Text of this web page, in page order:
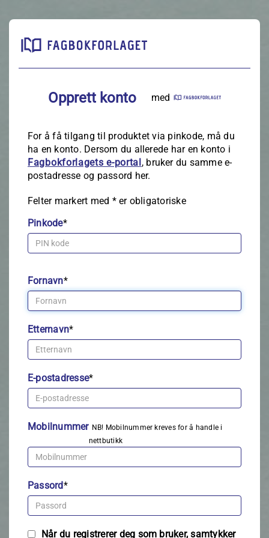
Opprett konto med
For å få tilgang til produktet via pinkode, må du
ha en konto. Dersom du allerede har en konto i
Fagbokforlagets e‑portal, bruker du samme e-
postadresse og passord her.
Felter markert med *er obligatoriske
Pinkode*
Fornavn*
Etternavn*
E-postadresse*
Mobilnummer NB! Mobilnummer kreves for å handle i
nettbutikk
Passord*
Når du registrerer deg som bruker, samtykker